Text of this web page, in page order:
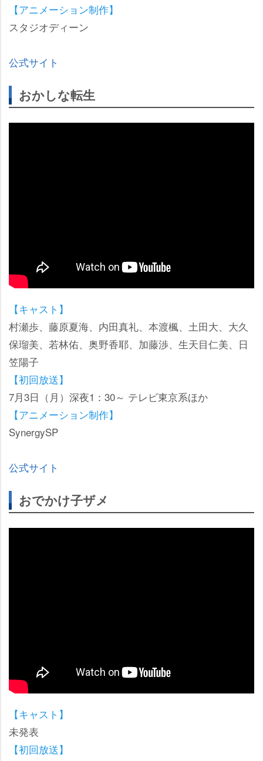
【アニメーション制作】
スタジオディーン
公式サイト
おかしな転生
【キャスト】
村瀬歩、藤原夏海、内田真礼、本渡楓、土田大、大久
保瑠美、若林佑、奥野香耶、加藤渉、生天目仁美、日
笠陽子
【初回放送】
7月3日（月）深夜1：30～ テレビ東京系ほか
【アニメーション制作】
SynergySP
公式サイト
おでかけ子ザメ
【キャスト】
未発表
【初回放送】